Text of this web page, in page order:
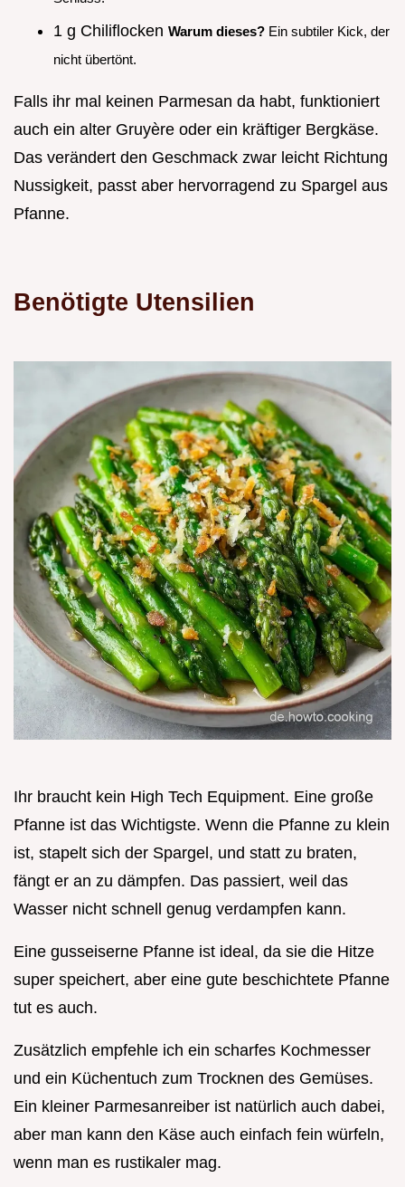
1 g Chiliflocken Warum dieses? Ein subtiler Kick, der
nicht übertönt.
Falls ihr mal keinen Parmesan da habt, funktioniert
auch ein alter Gruyère oder ein kräftiger Bergkäse.
Das verändert den Geschmack zwar leicht Richtung
Nussigkeit, passt aber hervorragend zu Spargel aus
Pfanne.
Benötigte Utensilien
Ihr braucht kein High Tech Equipment. Eine große
Pfanne ist das Wichtigste. Wenn die Pfanne zu klein
ist, stapelt sich der Spargel, und statt zu braten,
fängt er an zu dämpfen. Das passiert, weil das
Wasser nicht schnell genug verdampfen kann.
Eine gusseiserne Pfanne ist ideal, da sie die Hitze
super speichert, aber eine gute beschichtete Pfanne
tut es auch.
Zusätzlich empfehle ich ein scharfes Kochmesser
und ein Küchentuch zum Trocknen des Gemüses.
Ein kleiner Parmesanreiber ist natürlich auch dabei,
aber man kann den Käse auch einfach fein würfeln,
wenn man es rustikaler mag.